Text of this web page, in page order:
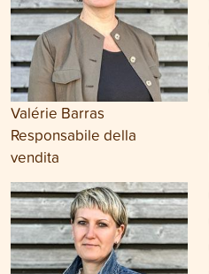
Valérie Barras
Responsabile della
vendita